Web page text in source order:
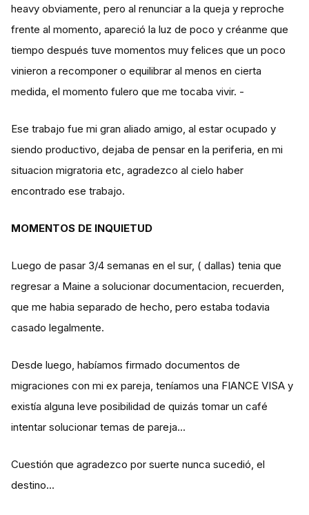
heavy obviamente, pero al renunciar a la queja y reproche
frente al momento, apareció la luz de poco y créanme que
tiempo después tuve momentos muy felices que un poco
vinieron a recomponer o equilibrar al menos en cierta
medida, el momento fulero que me tocaba vivir. -
Ese trabajo fue mi gran aliado amigo, al estar ocupado y
siendo productivo, dejaba de pensar en la periferia, en mi
situacion migratoria etc, agradezco al cielo haber
encontrado ese trabajo.
MOMENTOS DE INQUIETUD
Luego de pasar 3/4 semanas en el sur, ( dallas) tenia que
regresar a Maine a solucionar documentacion, recuerden,
que me habia separado de hecho, pero estaba todavia
casado legalmente.
Desde luego, habíamos firmado documentos de
migraciones con mi ex pareja, teníamos una FIANCE VISA y
existía alguna leve posibilidad de quizás tomar un café
intentar solucionar temas de pareja...
Cuestión que agradezco por suerte nunca sucedió, el
destino...